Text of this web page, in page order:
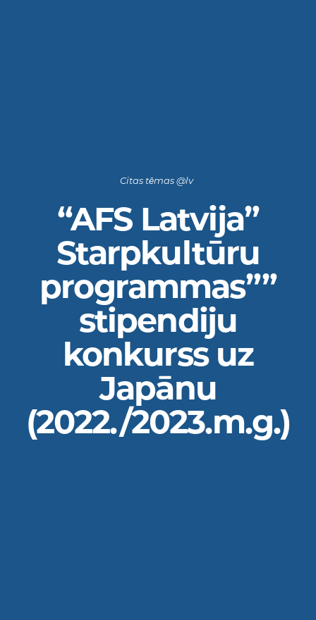
Citas tēmas @lv
“AFS Latvija”
Starpkultūru
programmas””
stipendiju
konkurss uz
Japānu
(2022./2023.m.g.)